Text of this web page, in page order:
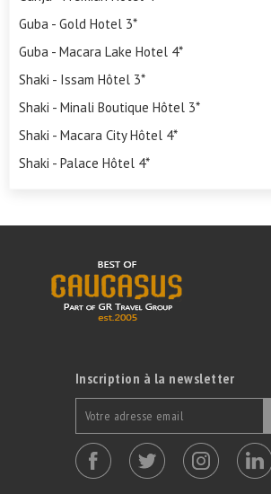
Guba - Gold Hotel 3*
Guba - Macara Lake Hotel 4*
Shaki - Issam Hôtel 3*
Shaki - Minali Boutique Hôtel 3*
Shaki - Macara City Hôtel 4*
Shaki - Palace Hôtel 4*
Inscription à la newsletter